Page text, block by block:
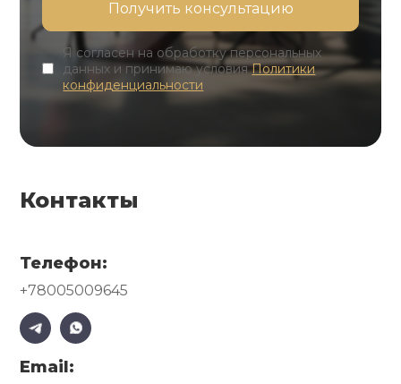
Я согласен на обработку персональных
данных и принимаю условияПолитики
конфиденциальности
Контакты
Телефон:
+78005009645
Email: